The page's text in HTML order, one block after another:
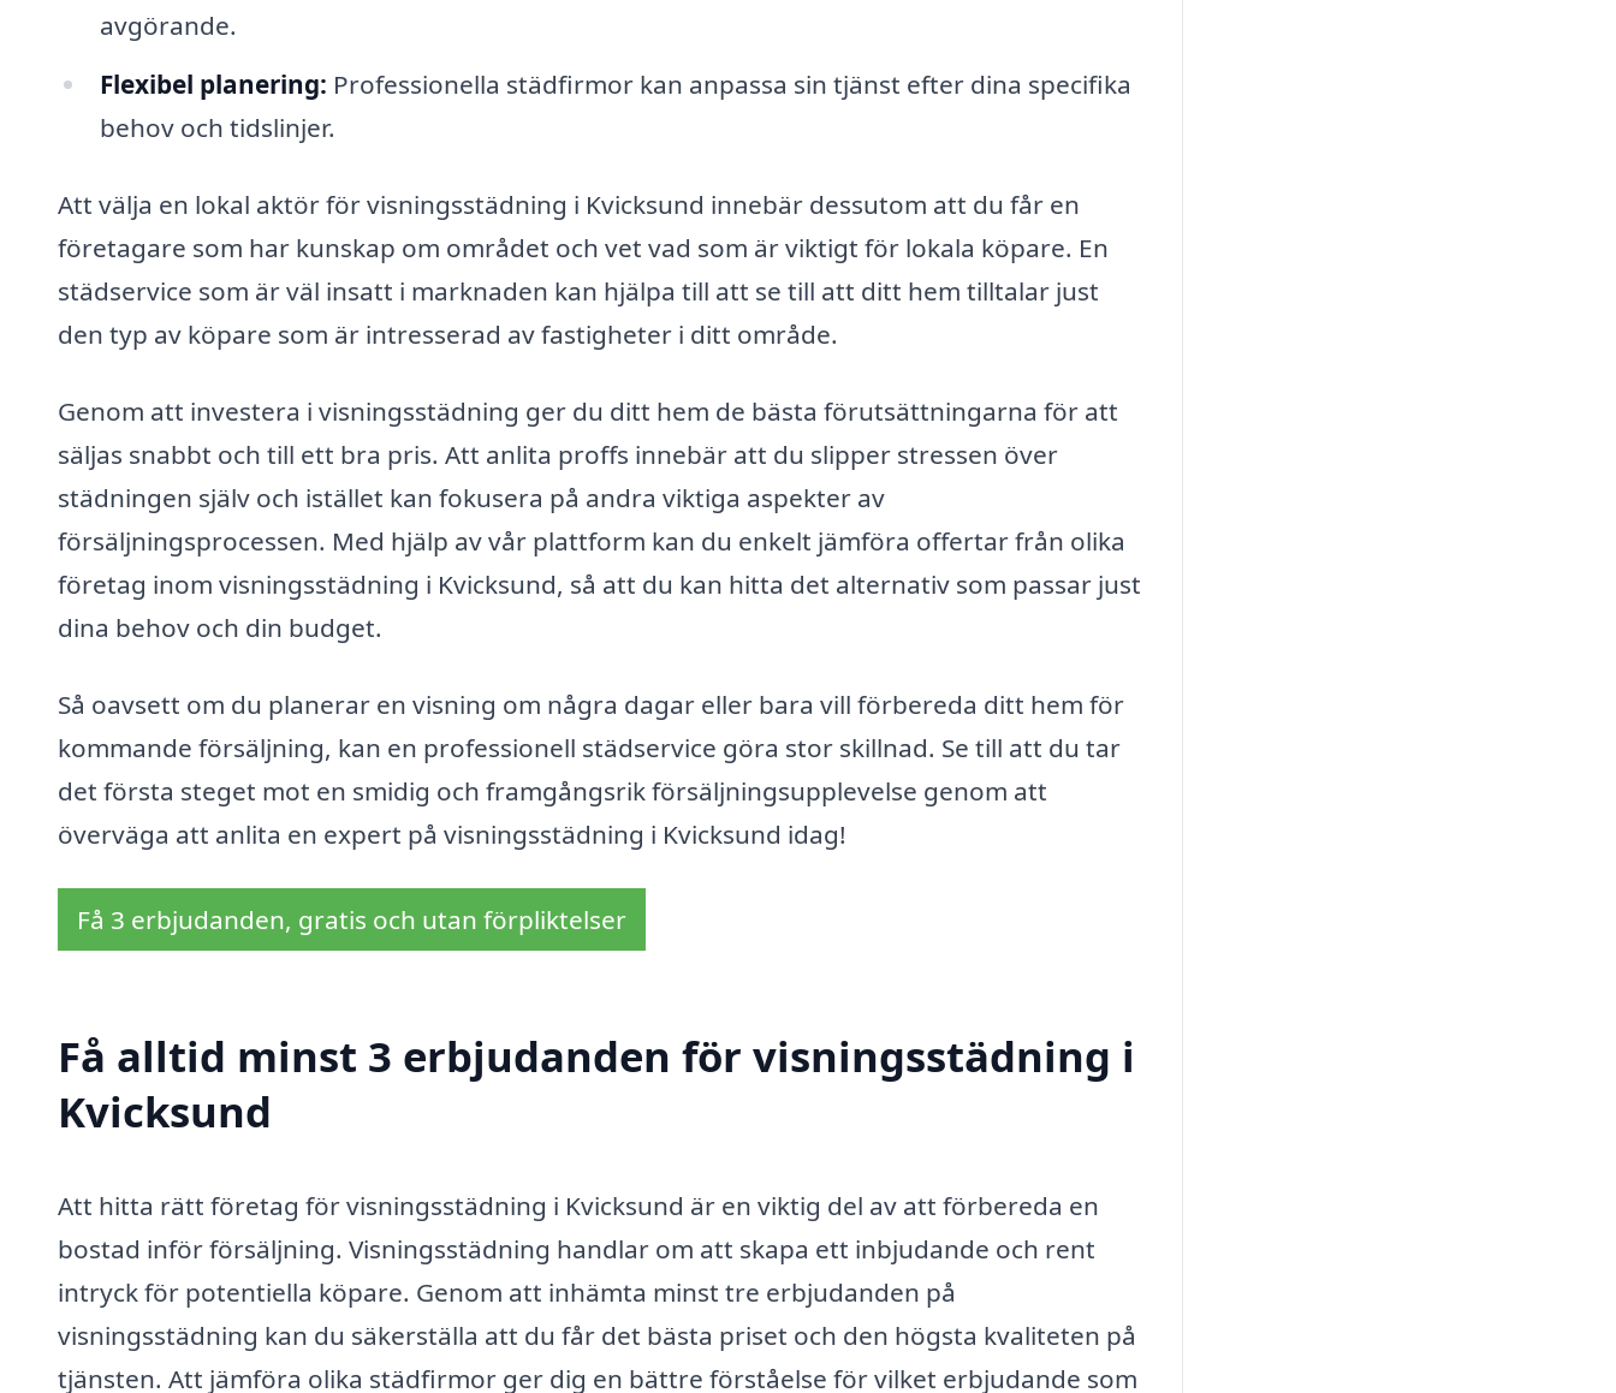
avgörande.
Flexibel planering: Professionella städfirmor kan anpassa sin tjänst efter dina specifika
behov och tidslinjer.
Att välja en lokal aktör för visningsstädning i Kvicksund innebär dessutom att du får en
företagare som har kunskap om området och vet vad som är viktigt för lokala köpare. En
städservice som är väl insatt i marknaden kan hjälpa till att se till att ditt hem tilltalar just
den typ av köpare som är intresserad av fastigheter i ditt område.
Genom att investera i visningsstädning ger du ditt hem de bästa förutsättningarna för att
säljas snabbt och till ett bra pris. Att anlita proffs innebär att du slipper stressen över
städningen själv och istället kan fokusera på andra viktiga aspekter av
försäljningsprocessen. Med hjälp av vår plattform kan du enkelt jämföra offertar från olika
företag inom visningsstädning i Kvicksund, så att du kan hitta det alternativ som passar just
dina behov och din budget.
Så oavsett om du planerar en visning om några dagar eller bara vill förbereda ditt hem för
kommande försäljning, kan en professionell städservice göra stor skillnad. Se till att du tar
det första steget mot en smidig och framgångsrik försäljningsupplevelse genom att
överväga att anlita en expert på visningsstädning i Kvicksund idag!
Få 3 erbjudanden, gratis och utan förpliktelser
Få alltid minst 3 erbjudanden för visningsstädning i
Kvicksund
Att hitta rätt företag för visningsstädning i Kvicksund är en viktig del av att förbereda en
bostad inför försäljning. Visningsstädning handlar om att skapa ett inbjudande och rent
intryck för potentiella köpare. Genom att inhämta minst tre erbjudanden på
visningsstädning kan du säkerställa att du får det bästa priset och den högsta kvaliteten på
tjänsten. Att jämföra olika städfirmor ger dig en bättre förståelse för vilket erbjudande som